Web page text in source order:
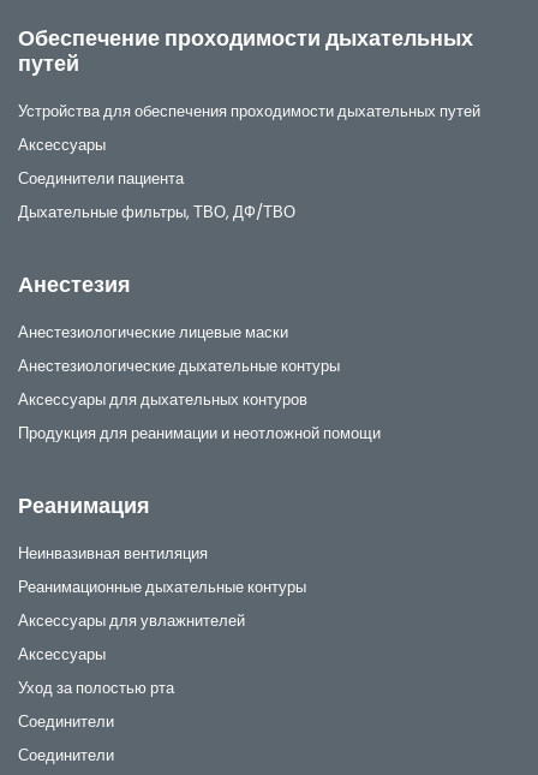
Обеспечение проходимости дыхательных
путей
Устройства для обеспечения проходимости дыхательных путей
Аксессуары
Соединители пациента
Дыхательные фильтры, ТВО, ДФ/ТВО
Анестезия
Анестезиологические лицевые маски
Анестезиологические дыхательные контуры
Аксессуары для дыхательных контуров
Продукция для реанимации и неотложной помощи
Реанимация
Неинвазивная вентиляция
Реанимационные дыхательные контуры
Аксессуары для увлажнителей
Аксессуары
Уход за полостью рта
Соединители
Соединители